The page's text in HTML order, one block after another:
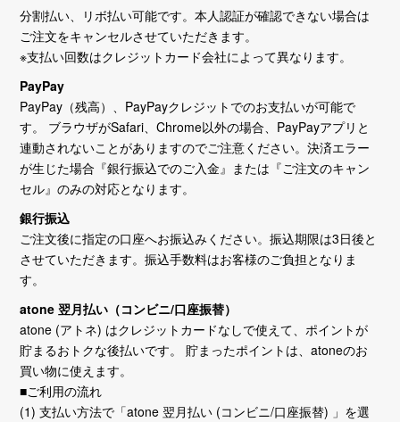
分割払い、リボ払い可能です。本人認証が確認できない場合は
ご注文をキャンセルさせていただきます。
※支払い回数はクレジットカード会社によって異なります。
PayPay
PayPay（残高）、PayPayクレジットでのお支払いが可能で
す。 ブラウザがSafari、Chrome以外の場合、PayPayアプリと
連動されないことがありますのでご注意ください。決済エラー
が生じた場合『銀行振込でのご入金』または『ご注文のキャン
セル』のみの対応となります。
銀行振込
ご注文後に指定の口座へお振込みください。振込期限は3日後と
させていただきます。振込手数料はお客様のご負担となりま
す。
atone 翌月払い（コンビニ/口座振替）
atone (アトネ) はクレジットカードなしで使えて、ポイントが
貯まるおトクな後払いです。 貯まったポイントは、atoneのお
買い物に使えます。
■ご利用の流れ
(1) 支払い方法で「atone 翌月払い (コンビニ/口座振替) 」を選